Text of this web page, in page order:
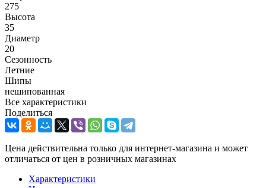
275
Высота
35
Диаметр
20
Сезонность
Летние
Шипы
нешипованная
Все характеристики
Поделиться
Цена действительна только для интернет-магазина и может
отличаться от цен в розничных магазинах
Характеристики